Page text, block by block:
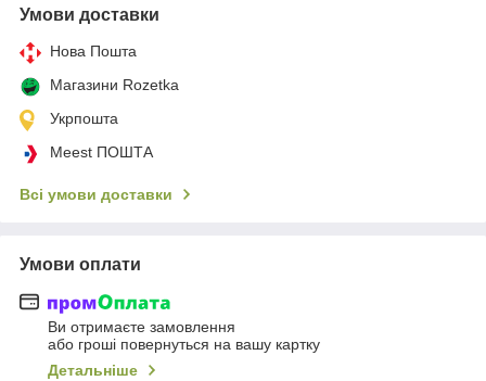
Умови доставки
Нова Пошта
Магазини Rozetka
Укрпошта
Meest ПОШТА
Всі умови доставки
Умови оплати
Ви отримаєте замовлення
або гроші повернуться на вашу картку
Детальніше